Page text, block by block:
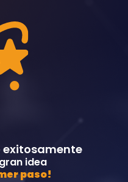
exitosamente
idea
paso!